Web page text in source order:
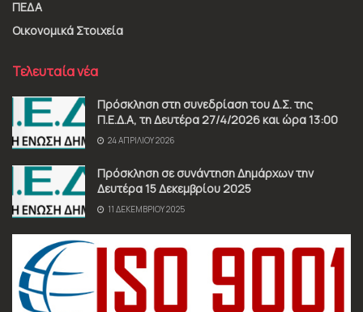
ΠΕΔΑ
Οικονομικά Στοιχεία
Τελευταία νέα
Πρόσκληση στη συνεδρίαση του Δ.Σ. της
Π.Ε.Δ.Α, τη Δευτέρα 27/4/2026 και ώρα 13:00
24 ΑΠΡΙΛΊΟΥ 2026
Πρόσκληση σε συνάντηση Δημάρχων την
Δευτέρα 15 Δεκεμβρίου 2025
11 ΔΕΚΕΜΒΡΊΟΥ 2025